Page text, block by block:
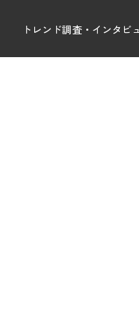
トレンド調査・インタビ